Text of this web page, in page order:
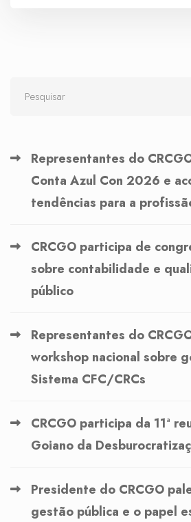
Representantes do
Conta Azul Con 2026 e
tendências para a
CRCGO participa de
sobre contabilidade e
público
Representantes do
workshop nacional sobre
Sistema CFC/CRCs
CRCGO participa da 11ª
Goiano da
Presidente do CRCGO
gestão pública e o papel